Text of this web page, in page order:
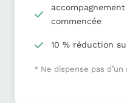
commencée
10 % réduction
* Ne dispense pas d’un